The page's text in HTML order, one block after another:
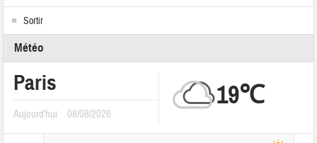
Sortir
Météo
Paris
Aujourd'hui 08/08/2026
19℃